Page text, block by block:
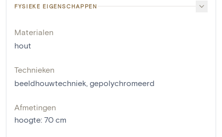
FYSIEKE EIGENSCHAPPEN
Materialen
hout
Technieken
beeldhouwtechniek gepolychromeerd
Afmetingen
hoogte: 70 cm